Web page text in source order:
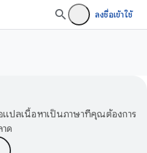
ลงชื่อเข้าใช้
แปลเนื้อหาเป็นภาษาที่คุณต้องการ
ด